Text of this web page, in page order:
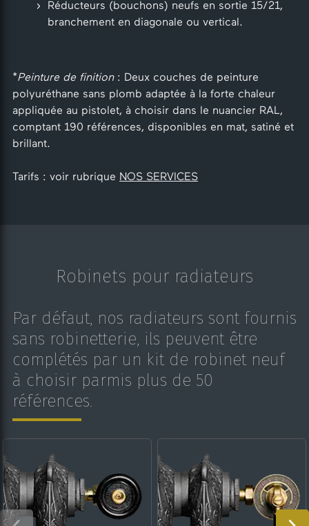
Réducteurs (bouchons) neufs en sortie 15/21,
branchement en diagonale ou vertical.
*Peinture de finition: Deux couches de peinture
polyuréthane sans plomb adaptée à la forte chaleur
appliquée au pistolet, à choisir dans le nuancier RAL,
comptant 190 références, disponibles en mat, satiné et
brillant.
Tarifs : voir rubrique NOS SERVICES
Robinets pour radiateurs
Par défaut, nos radiateurs sont fournis
sans robinetterie, ils peuvent être
complétés par un kit de robinet neuf
à choisir parmis plus de 50
références.